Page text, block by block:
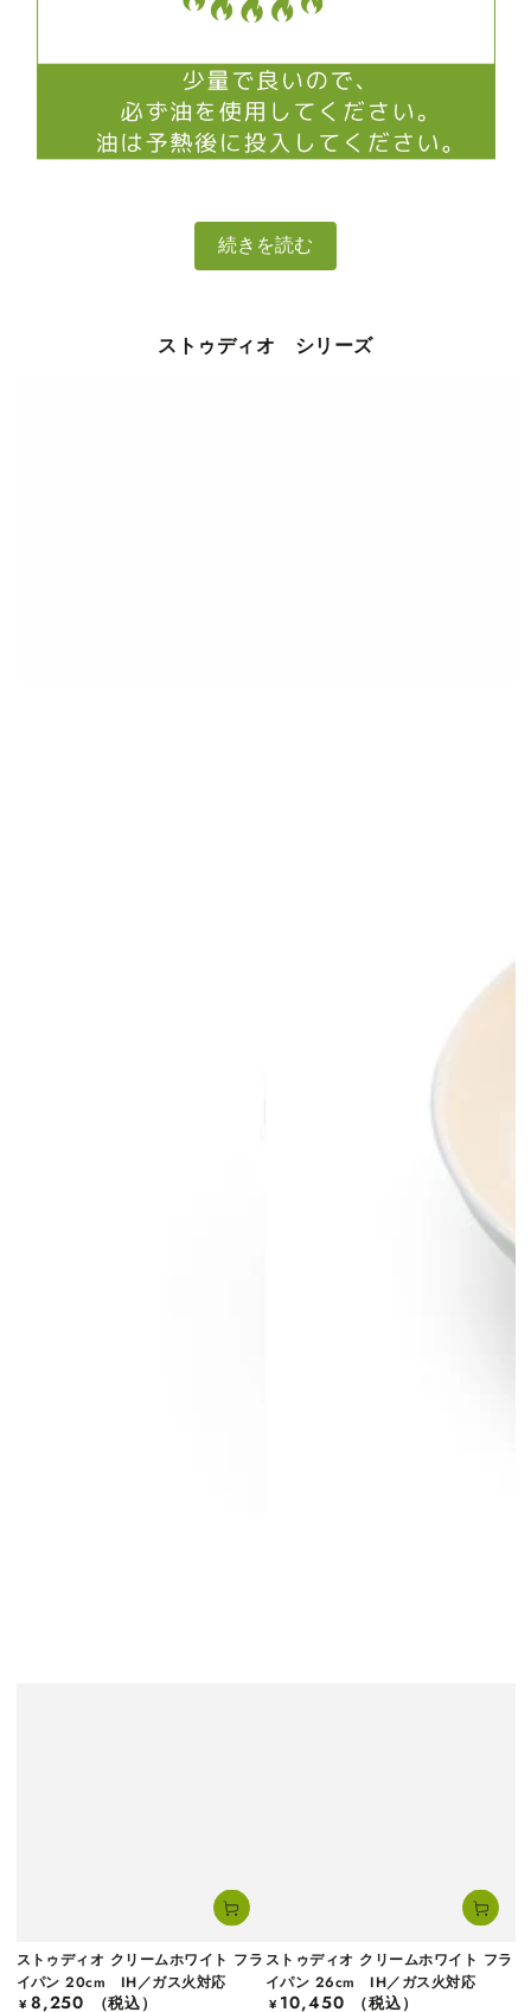
続きを読む
ストゥディオ シリーズ
ストゥディオ クリームホワイト フラ
イパン 20cm IH／ガス火対応
定
¥ 8,250 （税込）
ストゥディオ クリームホワイト フラ
イパン 26cm IH／ガス火対応
定
¥ 10,450 （税込）